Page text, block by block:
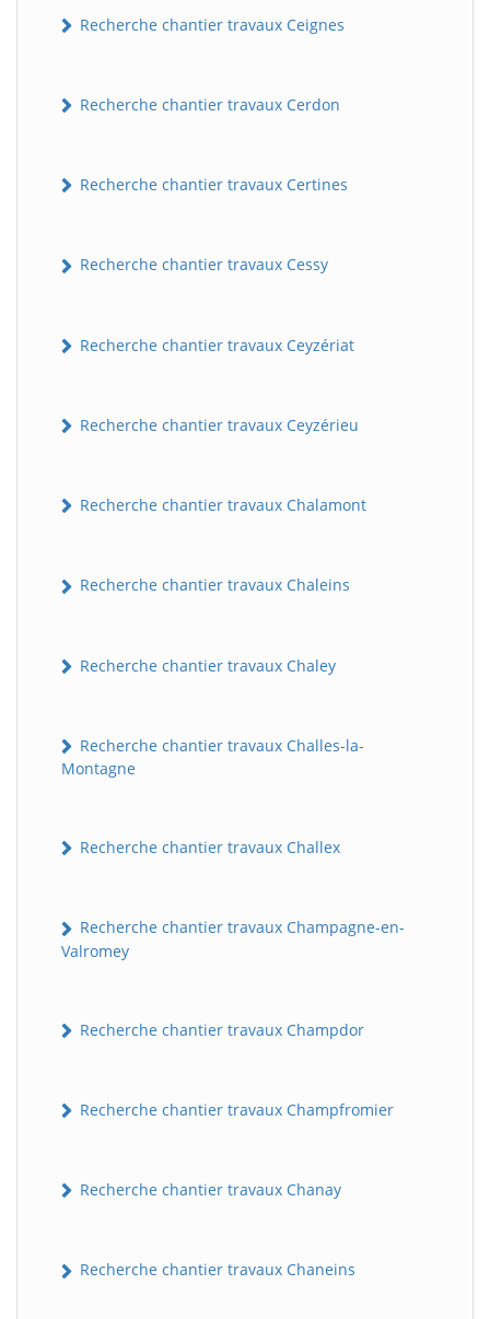
Recherche chantier travaux Ceignes
Recherche chantier travaux Cerdon
Recherche chantier travaux Certines
Recherche chantier travaux Cessy
Recherche chantier travaux Ceyzériat
Recherche chantier travaux Ceyzérieu
Recherche chantier travaux Chalamont
Recherche chantier travaux Chaleins
Recherche chantier travaux Chaley
Recherche chantier travaux Challes-la-
Montagne
Recherche chantier travaux Challex
Recherche chantier travaux Champagne-en-
Valromey
Recherche chantier travaux Champdor
Recherche chantier travaux Champfromier
Recherche chantier travaux Chanay
Recherche chantier travaux Chaneins